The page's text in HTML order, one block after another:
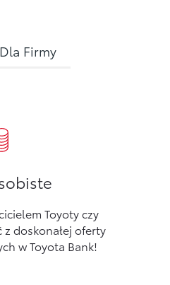
Dla Firmy
Toyoty czy
z doskonałej oferty
w Toyota Bank!